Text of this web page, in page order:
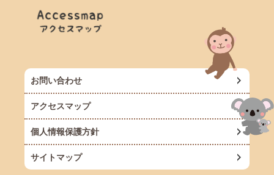
お問い合わせ
アクセスマップ
個人情報保護方針
サイトマップ